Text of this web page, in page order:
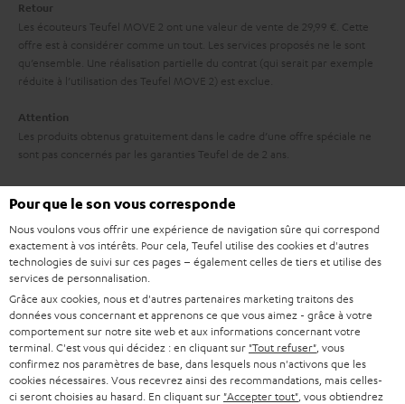
i
o
n
a
n
t
e
Retour
Les écouteurs Teufel MOVE 2 ont une valeur de vente de 29,99 €. Cette
offre est à considérer comme un tout. Les services proposés ne le sont
qu’ensemble. Une réalisation partielle du contrat (qui serait par exemple
réduite à l’utilisation des Teufel MOVE 2) est exclue.
Attention
Les produits obtenus gratuitement dans le cadre d’une offre spéciale ne
sont pas concernés par les garanties Teufel de de 2 ans.
Livraison
La livraison des Teufel MOVE 2 n’a pas nécessairement lieu en même
temps que celle du produit que ces écouteurs accompagnent.
8 semaines d'essai
Retours sans frais
Pour que le son vous corresponde
Nous voulons vous offrir une expérience de navigation sûre qui correspond
exactement à vos intérêts. Pour cela, Teufel utilise des cookies et d'autres
technologies de suivi sur ces pages – également celles de tiers et utilise des
services de personnalisation.
Grâce aux cookies, nous et d'autres partenaires marketing traitons des
données vous concernant et apprenons ce que vous aimez - grâce à votre
comportement sur notre site web et aux informations concernant votre
terminal. C'est vous qui décidez : en cliquant sur "Tout refuser" , vous
confirmez nos paramètres de base, dans lesquels nous n'activons que les
cookies nécessaires. Vous recevrez ainsi des recommandations, mais celles-
ci seront choisies au hasard. En cliquant sur "Accepter tout" , vous obtiendrez